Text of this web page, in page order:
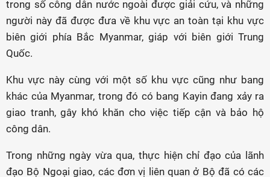
trong số công dân nước ngoài được giải cứu, và những
người này đã được đưa về khu vực an toàn tại khu vực
biên giới phía Bắc Myanmar, giáp với biên giới Trung
Quốc.
Khu vực này cùng với một số khu vực cũng như bang
khác của Myanmar, trong đó có bang Kayin đang xảy ra
giao tranh, gây khó khăn cho việc tiếp cận và bảo hộ
công dân.
Trong những ngày vừa qua, thực hiện chỉ đạo của lãnh
đạo Bộ Ngoại giao, các đơn vị liên quan ở Bộ đã có các